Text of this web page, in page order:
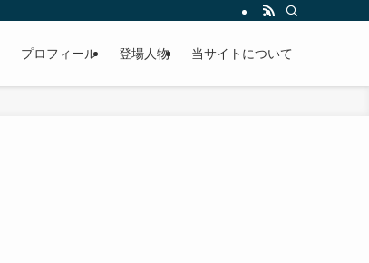
プロフィール 登場人物 当サイトについて